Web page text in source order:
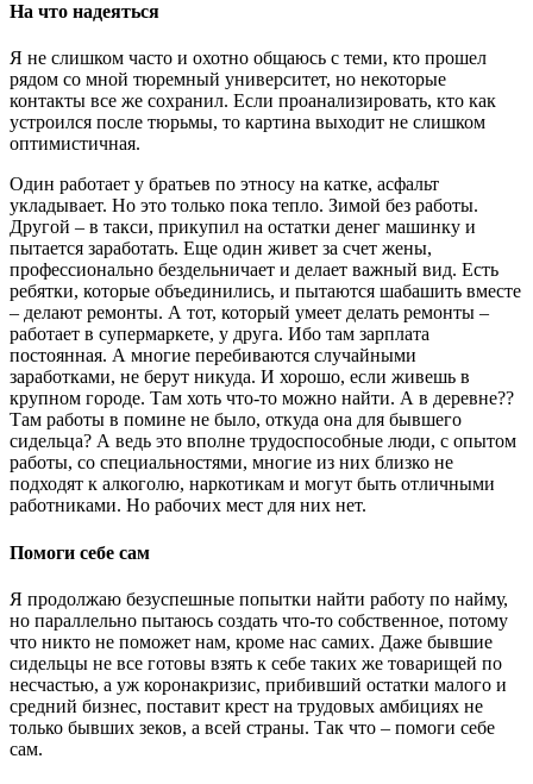
На что надеяться
Я не слишком часто и охотно общаюсь с теми, кто прошел
рядом со мной тюремный университет, но некоторые
контакты все же сохранил. Если проанализировать, кто как
устроился после тюрьмы, то картина выходит не слишком
оптимистичная.
Один работает у братьев по этносу на катке, асфальт
укладывает. Но это только пока тепло. Зимой без работы.
Другой – в такси, прикупил на остатки денег машинку и
пытается заработать. Еще один живет за счет жены,
профессионально бездельничает и делает важный вид. Есть
ребятки, которые объединились, и пытаются шабашить вместе
– делают ремонты. А тот, который умеет делать ремонты –
работает в супермаркете, у друга. Ибо там зарплата
постоянная. А многие перебиваются случайными
заработками, не берут никуда. И хорошо, если живешь в
крупном городе. Там хоть что-то можно найти. А в деревне??
Там работы в помине не было, откуда она для бывшего
сидельца? А ведь это вполне трудоспособные люди, с опытом
работы, со специальностями, многие из них близко не
подходят к алкоголю, наркотикам и могут быть отличными
работниками. Но рабочих мест для них нет.
Помоги себе сам
Я продолжаю безуспешные попытки найти работу по найму,
но параллельно пытаюсь создать что-то собственное, потому
что никто не поможет нам, кроме нас самих. Даже бывшие
сидельцы не все готовы взять к себе таких же товарищей по
несчастью, а уж коронакризис, прибивший остатки малого и
средний бизнес, поставит крест на трудовых амбициях не
только бывших зеков, а всей страны. Так что – помоги себе
сам.